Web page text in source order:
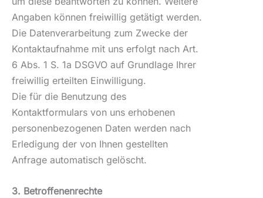
Angaben können freiwillig getätigt werden.
Die Datenverarbeitung zum Zwecke der
Kontaktaufnahme mit uns erfolgt nach Art.
6 Abs. 1 S. 1a DSGVO auf Grundlage Ihrer
freiwillig erteilten Einwilligung.
Die für die Benutzung des
Kontaktformulars von uns erhobenen
personenbezogenen Daten werden nach
Erledigung der von Ihnen gestellten
Anfrage automatisch gelöscht.
3. Betroffenenrechte